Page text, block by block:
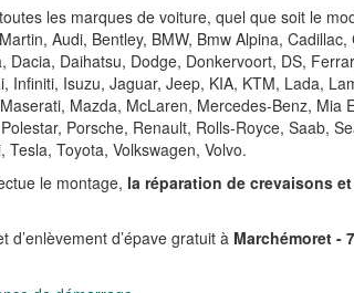
les marques de voiture, quel que soit le
Audi, Bentley, BMW, Bmw Alpina, Cadillac,
Dacia, Daihatsu, Dodge, Donkervoort, DS,
Infiniti, Isuzu, Jaguar, Jeep, KIA, KTM, Lada,
Mazda, McLaren, Mercedes-Benz, Mia
Porsche, Renault, Rolls-Royce, Saab,
Toyota, Volkswagen, Volvo.
le montage, la réparation de crevaisons
d’épave gratuit à Marchémoret -